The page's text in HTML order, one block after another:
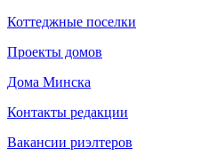
Коттеджные поселки
Проекты домов
Дома Минска
Контакты редакции
Вакансии риэлтеров